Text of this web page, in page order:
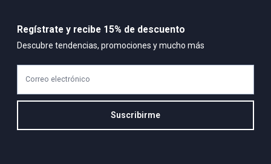
Regístrate y recibe 15% de descuento
Descubre tendencias, promociones y mucho más
Correo electrónico
Suscribirme